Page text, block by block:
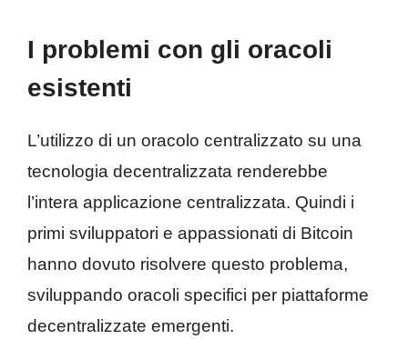
I problemi con gli oracoli
esistenti
L’utilizzo di un oracolo centralizzato su una
tecnologia decentralizzata renderebbe
l’intera applicazione centralizzata. Quindi i
primi sviluppatori e appassionati di Bitcoin
hanno dovuto risolvere questo problema,
sviluppando oracoli specifici per piattaforme
decentralizzate emergenti.